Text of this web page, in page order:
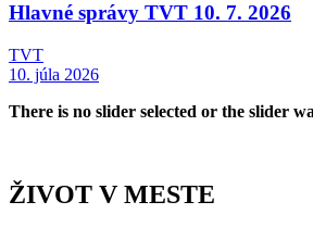
Hlavné správy TVT 10. 7. 2026
TVT
10. júla 2026
There is no slider selected or the slider
ŽIVOT V MESTE